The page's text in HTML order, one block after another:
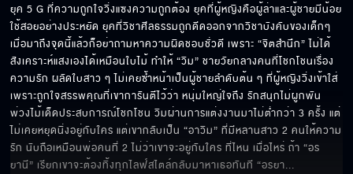
ชายแพศยา คืนนี้เสนอเป็นตอนแรก
ถ้าฟาดไม่ได้ ก็แค่เงียบไว้รอเวลา "แอน สิเรียม"
ยุค 5 G ที่ความถูกใจวิ่งแซงความถูกต้อง ยุคที่ผู้หญิงคือผู้ล่าและผู้ชายมีน้อย
ใช้สอยอย่างประหยัด ยุคที่วิชาศีลธรรมถูกดีดออกจากวิชาบังคับของเด็กๆ
เมื่อมาถึงจุดนี้แล้วก็อย่าถามหาความผิดชอบชั่วดี เพราะ “จิตสำนึก” ไม่ได้
สังเคราะห์แสงเองได้เหมือนใบไม้ ทำให้ “วิม” ชายวัยกลางคนที่โชกโชนเรื่อง
ความรัก ผลัดใบสาว ๆ ไม่เคยซ้ำหน้าเป็นผู้ชายลำดับต้น ๆ ที่ผู้หญิงวิ่งเข้าใส่
เพราะถูกใจสรรพคุณที่เขาการันตีไว้ว่า หนุ่มใหญ่ใจถึง รักสนุกไม่ผูกพัน
พ่วงไม้เด็ดประสบการณ์โชกโชน วิมผ่านการแต่งงานมาไม่ต่ำกว่า 3 ครั้ง แต่
ไม่เคยหยุดนิ่งอยู่กับใคร แต่เขากลับเป็น “อาวิม” ที่มีหลานสาว 2 คนให้ความ
รัก นับถือเหมือนพ่อคนที่ 2 ไม่ว่าเขาจะอยู่กับใคร ที่ไหน เมื่อไหร่ ถ้า “อร
ยานี” เรียกเขาจะต้องทิ้งทุกไลฟ์สไตล์กลับมาหาเธอทันที “อรยา...